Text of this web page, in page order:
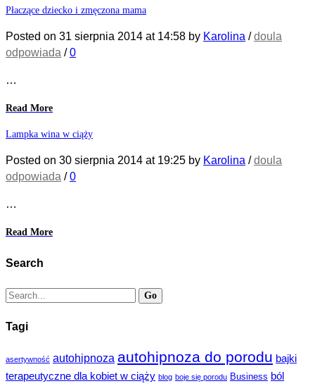
Płaczące dziecko i zmęczona mama
Posted on 31 sierpnia 2014 at 14:58 by Karolina /doula
odpowiada /0
…
Read More
Lampka wina w ciąży
Posted on 30 sierpnia 2014 at 19:25 by Karolina /doula
odpowiada /0
…
Read More
Search
Tagi
asertywność autohipnoza autohipnoza do porodu bajki
terapeutyczne dla kobiet w ciąży blog boje się porodu Business ból